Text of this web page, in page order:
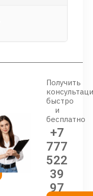
Получить
быстро
и
бесплатно
+7
777
522
39
97